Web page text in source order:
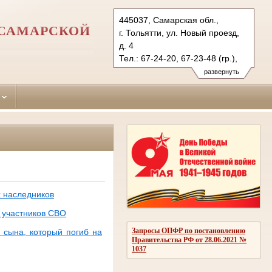
развернуть
445037, Самарская обл.,
г. Тольятти, ул. Новый проезд,
д. 4
Тел.: 67-24-20, 67-23-48 (гр.),
67-23-45 (уг.)
avtozavodsky.sam@sudrf.ru
Запросы ОПФР по постановлению
Правительства РФ от 28.06.2021 №
1037
СВО
сына, который погиб на